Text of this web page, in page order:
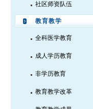
社区师资队伍
教育教学
全科医学教育
成人学历教育
非学历教育
教育教学改革